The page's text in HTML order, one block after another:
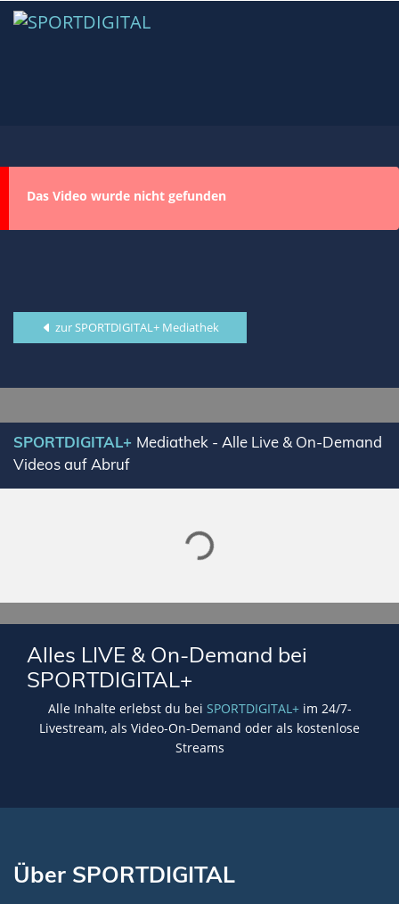
Das Video wurde nicht gefunden
zur SPORTDIGITAL+ Mediathek
SPORTDIGITAL+ Mediathek - Alle Live & On-Demand
Videos auf Abruf
Lade SPORTDIGITAL+ Mediathek
Alles LIVE & On-Demand bei
SPORTDIGITAL+
Alle Inhalte erlebst du bei SPORTDIGITAL+im 24/7-
Livestream, als Video-On-Demand oder als kostenlose
Streams
Über SPORTDIGITAL